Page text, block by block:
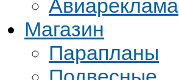
Авиареклама
Магазин
Парапланы